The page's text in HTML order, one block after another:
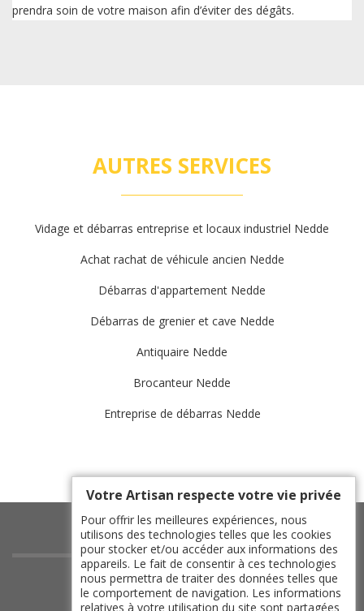
prendra soin de votre maison afin d’éviter des dégâts.
AUTRES SERVICES
Vidage et débarras entreprise et locaux industriel Nedde
Achat rachat de véhicule ancien Nedde
Débarras d'appartement Nedde
Débarras de grenier et cave Nedde
Antiquaire Nedde
Brocanteur Nedde
Entreprise de débarras Nedde
indisponible
indisponible
Votre Artisan respecte votre vie privée
Pour offrir les meilleures expériences, nous
utilisons des technologies telles que les cookies
pour stocker et/ou accéder aux informations des
appareils. Le fait de consentir à ces technologies
nous permettra de traiter des données telles que
le comportement de navigation. Les informations
relatives à votre utilisation du site sont partagées